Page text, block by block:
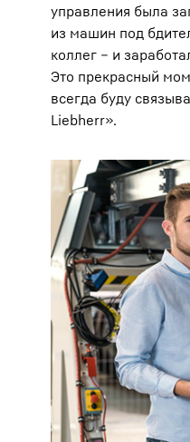
управления была
из машин под
коллег – и
Это прекрасный
всегда буду
Liebherr».